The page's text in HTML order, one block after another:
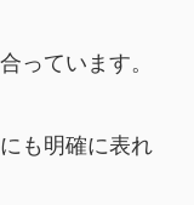
っています。
も明確に表れ